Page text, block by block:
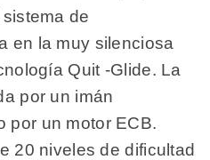
de
en la muy silenciosa
Quit -Glide. La
por un imán
por un motor ECB.
20 niveles de dificultad